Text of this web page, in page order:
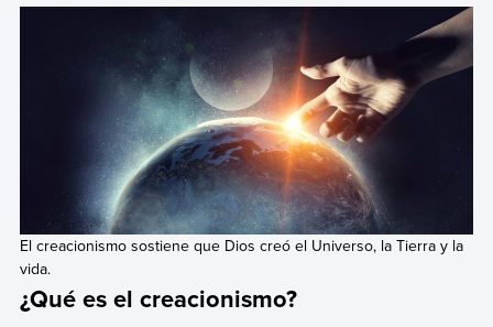
El creacionismo sostiene que Dios creó el Universo, la Tierra y la
vida.
¿Qué es el creacionismo?